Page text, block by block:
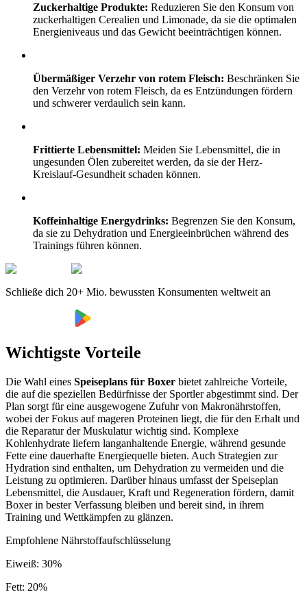
Zuckerhaltige Produkte: Reduzieren Sie den Konsum von
zuckerhaltigen Cerealien und Limonade, da sie die optimalen
Energieniveaus und das Gewicht beeinträchtigen können.
Übermäßiger Verzehr von rotem Fleisch: Beschränken Sie
den Verzehr von rotem Fleisch, da es Entzündungen fördern
und schwerer verdaulich sein kann.
Frittierte Lebensmittel: Meiden Sie Lebensmittel, die in
ungesunden Ölen zubereitet werden, da sie der Herz-
Kreislauf-Gesundheit schaden können.
Koffeinhaltige Energydrinks: Begrenzen Sie den Konsum,
da sie zu Dehydration und Energieeinbrüchen während des
Trainings führen können.
Schließe dich 20+ Mio. bewussten Konsumenten weltweit an
Wichtigste Vorteile
Die Wahl eines Speiseplans für Boxer bietet zahlreiche Vorteile,
die auf die speziellen Bedürfnisse der Sportler abgestimmt sind. Der
Plan sorgt für eine ausgewogene Zufuhr von Makronährstoffen,
wobei der Fokus auf mageren Proteinen liegt, die für den Erhalt und
die Reparatur der Muskulatur wichtig sind. Komplexe
Kohlenhydrate liefern langanhaltende Energie, während gesunde
Fette eine dauerhafte Energiequelle bieten. Auch Strategien zur
Hydration sind enthalten, um Dehydration zu vermeiden und die
Leistung zu optimieren. Darüber hinaus umfasst der Speiseplan
Lebensmittel, die Ausdauer, Kraft und Regeneration fördern, damit
Boxer in bester Verfassung bleiben und bereit sind, in ihrem
Training und Wettkämpfen zu glänzen.
Empfohlene Nährstoffaufschlüsselung
Eiweiß: 30%
Fett: 20%